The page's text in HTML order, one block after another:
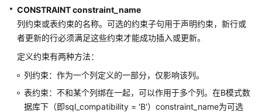
语
法
格
说
明
ABORT
CONSTRAINT constraint_name
列约束或表约束的名称。可选的约束子句用于声明约束，新行或
者更新的行必须满足这些约束才能成功插入或更新。
定义约束有两种方法：
列约束：作为一个列定义的一部分，仅影响该列。
表约束：不和某个列绑在一起，可以作用于多个列。在B模式数
据库下（即sql_compatibility = 'B'）constraint_name为可选